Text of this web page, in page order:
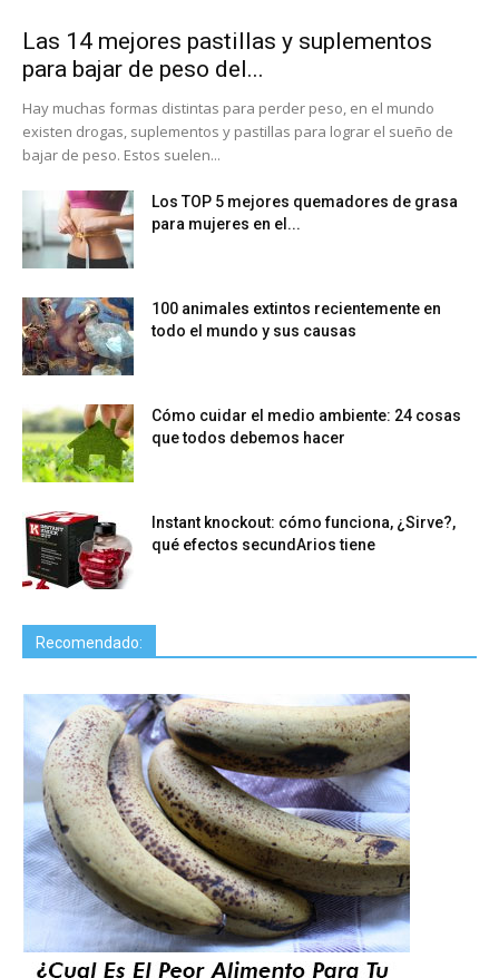
Las 14 mejores pastillas y suplementos
para bajar de peso del...
Hay muchas formas distintas para perder peso, en el mundo
existen drogas, suplementos y pastillas para lograr el sueño de
bajar de peso. Estos suelen...
Los TOP 5 mejores quemadores de grasa
para mujeres en el...
100 animales extintos recientemente en
todo el mundo y sus causas
Cómo cuidar el medio ambiente: 24 cosas
que todos debemos hacer
Instant knockout: cómo funciona, ¿Sirve?,
qué efectos secundArios tiene
Recomendado: